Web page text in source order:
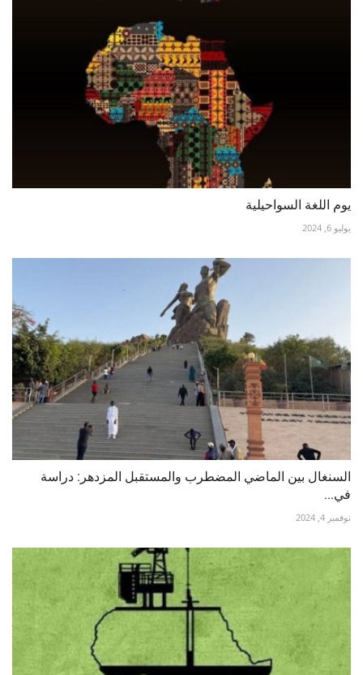
يوم اللغة السواحيلية
يوليو 6, 2024
السنغال بين الماضي المضطرب والمستقبل المزدهر: دراسة
في...
نوفمبر 4, 2024